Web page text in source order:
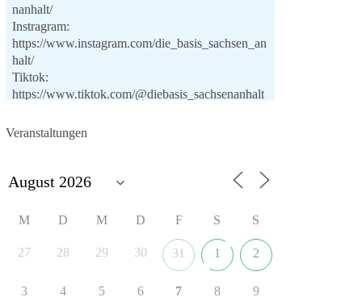
nanhalt/
Instragram:
https://www.instagram.com/die_basis_sachsen_an
halt/
Tiktok:
https://www.tiktok.com/@diebasis_sachsenanhalt
Youtube:
🟩🟩🟦🟦🟥🟥🟧🟧
Like, teile und kommentiere unsere Beiträge,
wir stehen und warum es sich lohnt, dieBasis zu
Veranstaltungen
M D M D F S S
27 28 29 30 31 1 2
3 4 5 6 7 8 9